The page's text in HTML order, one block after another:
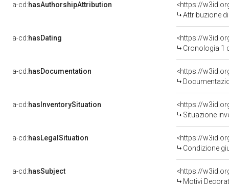
a-cd:hasAuthorshipAttribution
Attribuzione
a-cd:hasDating
<https://
Cronologia 1
a-cd:hasDocumentation
a-cd:hasInventorySituation
<https://
Situazione
a-cd:hasLegalSituation
<https://
Condizione
a-cd:hasSubject
<https://
Motivi